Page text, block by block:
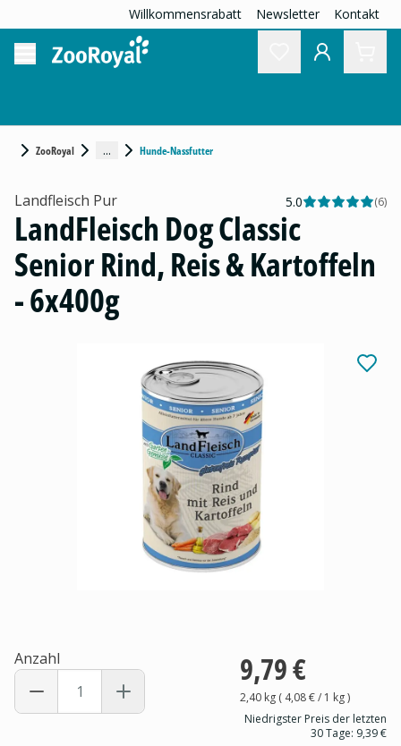
Willkommensrabatt Newsletter Kontakt
ZooRoyal ... Hunde-Nassfutter
Landfleisch Pur 5.0 (6)
LandFleisch Dog Classic
Senior Rind, Reis & Kartoffeln
- 6x400g
Anzahl 9,79 €
2,40 kg( 4,08 €/ 1 kg)
Niedrigster Preis der letzten
30 Tage: 9,39 €